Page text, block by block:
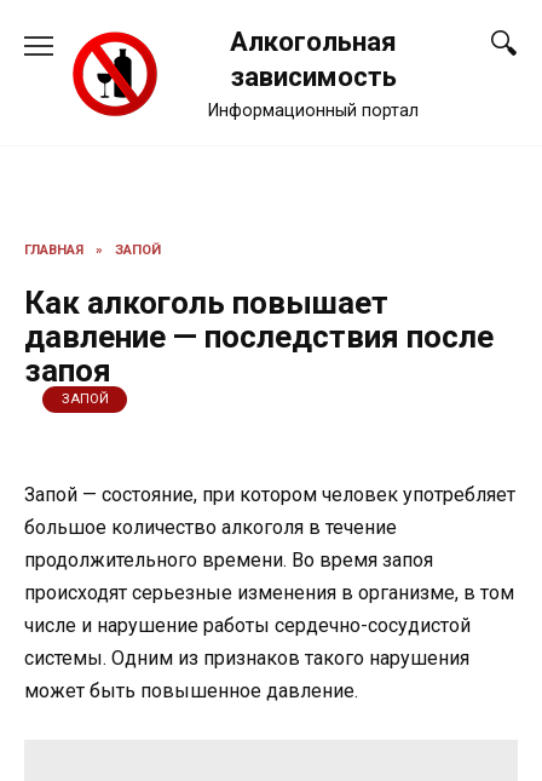
содержанию
Алкогольная
зависимость
Информационный портал
ГЛАВНАЯ » ЗАПОЙ
Как алкоголь повышает
давление — последствия после
запоя
ЗАПОЙ
Запой — состояние, при котором человек употребляет
большое количество алкоголя в течение
продолжительного времени. Во время запоя
происходят серьезные изменения в организме, в том
числе и нарушение работы сердечно-сосудистой
системы. Одним из признаков такого нарушения
может быть повышенное давление.